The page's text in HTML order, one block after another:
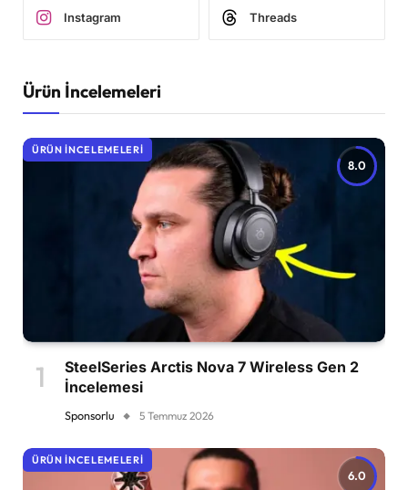
Instagram Threads
Ürün İncelemeleri
8.0
ÜRÜN İNCELEMELERI
SteelSeries Arctis Nova 7 Wireless Gen 2
İncelemesi
Sponsorlu 5 Temmuz 2026
6.0
ÜRÜN İNCELEMELERI